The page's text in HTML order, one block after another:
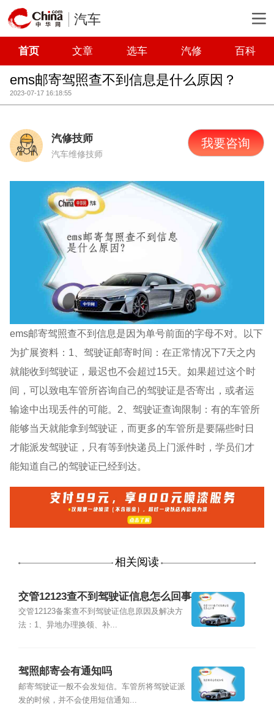
汽车
首页 文章 选车 汽修 百科
ems邮寄驾照查不到信息是什么原因？
2023-07-17 16:18:55
汽修技师
汽车维修技师
我要咨询
ems邮寄驾照查不到信息是因为单号前面的字母不对。以下
为扩展资料：1、驾驶证邮寄时间：在正常情况下7天之内
就能收到驾驶证，最迟也不会超过15天。如果超过这个时
间，可以致电车管所咨询自己的驾驶证是否寄出，或者运
输途中出现丢件的可能。2、驾驶证查询限制：有的车管所
能够当天就能拿到驾驶证，而更多的车管所是要隔些时日
才能派发驾驶证，只有等到快递员上门派件时，学员们才
能知道自己的驾驶证已经到达。
相关阅读
交管12123查不到驾驶证信息怎么回事
交管12123备案查不到驾驶证信息原因及解决方
法：1、异地办理换领、补...
驾照邮寄会有通知吗
邮寄驾驶证一般不会发短信。车管所将驾驶证派
发的时候，并不会使用短信通知...